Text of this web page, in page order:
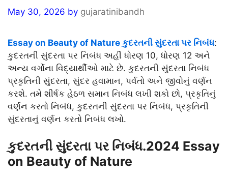
May 30, 2026 by gujaratinibandh
Essay on Beauty of Nature કુદરતની સુંદરતા પર નિબંધ:
કુદરતની સુંદરતા પર નિબંધ અહીં ધોરણ 10, ધોરણ 12 અને
અન્ય વર્ગોના વિદ્યાર્થીઓ માટે છે. કુદરતની સુંદરતા નિબંધ
પ્રકૃતિની સુંદરતા, સુંદર હવામાન, પર્વતો અને જીવોનું વર્ણન
કરશે. તમે શીર્ષક હેઠળ સમાન નિબંધ લખી શકો છો, પ્રકૃતિનું
વર્ણન કરતો નિબંધ, કુદરતની સુંદરતા પર નિબંધ, પ્રકૃતિની
સુંદરતાનું વર્ણન કરતો નિબંધ લખો.
કુદરતની સુંદરતા પર નિબંધ.2024 Essay
on Beauty of Nature